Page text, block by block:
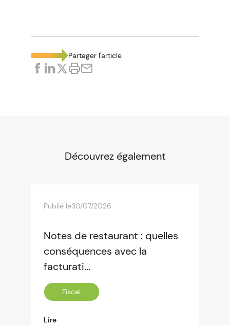
Partager l'article
Découvrez également
Publié le30/07/2026
Notes de restaurant : quelles
conséquences avec la
facturati...
Fiscal
Lire